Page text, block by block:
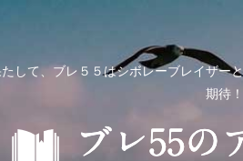
して、ブレ５５はシボレーブレイザ
期待！